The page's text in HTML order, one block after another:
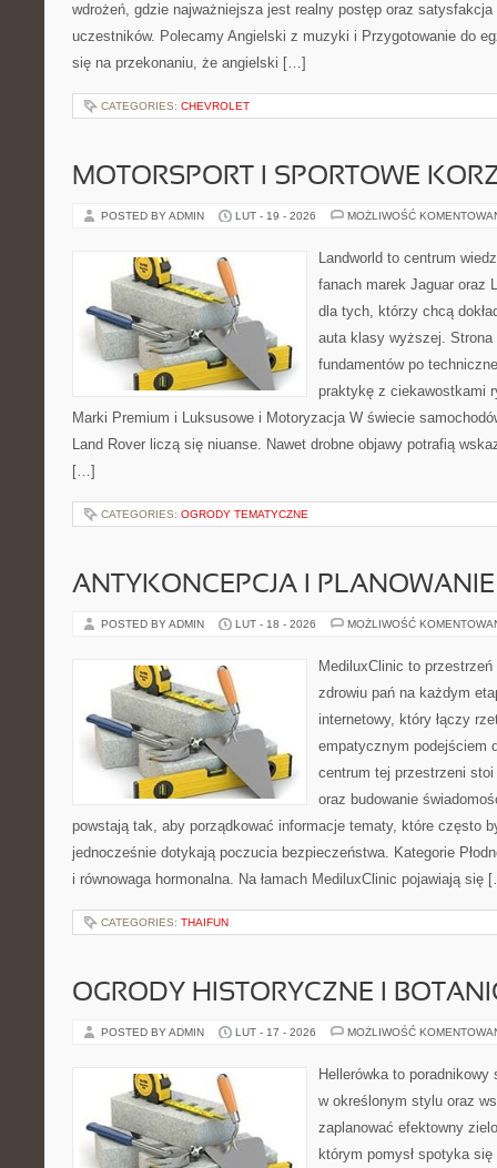
wdrożeń, gdzie najważniejsza jest realny postęp oraz
uczestników. Polecamy Angielski z muzyki i Przygotowanie do
się na przekonaniu, że angielski […]
CATEGORIES: CHEVROLET
MOTORSPORT I SPORTOWE
POSTED BY ADMIN LUT - 19 - 2026 MOŻLIWOŚĆ
Landworld to centrum
fanach marek Jaguar oraz
dla tych, którzy chcą
auta klasy wyższej.
fundamentów po
praktykę z ciekawostkami
Marki Premium i Luksusowe i Motoryzacja W świecie
Land Rover liczą się niuanse. Nawet drobne objawy potrafią
[…]
CATEGORIES: OGRODY TEMATYCZNE
ANTYKONCEPCJA I
POSTED BY ADMIN LUT - 18 - 2026 MOŻLIWOŚĆ
MediluxClinic to
zdrowiu pań na każdym
internetowy, który łączy
empatycznym podejściem
centrum tej przestrzeni
oraz budowanie
powstają tak, aby porządkować informacje tematy, które często
jednocześnie dotykają poczucia bezpieczeństwa. Kategorie
i równowaga hormonalna. Na łamach MediluxClinic pojawiają się
CATEGORIES: THAIFUN
OGRODY HISTORYCZNE I
POSTED BY ADMIN LUT - 17 - 2026 MOŻLIWOŚĆ
Hellerówka to
w określonym stylu oraz
zaplanować efektowny
którym pomysł spotyka